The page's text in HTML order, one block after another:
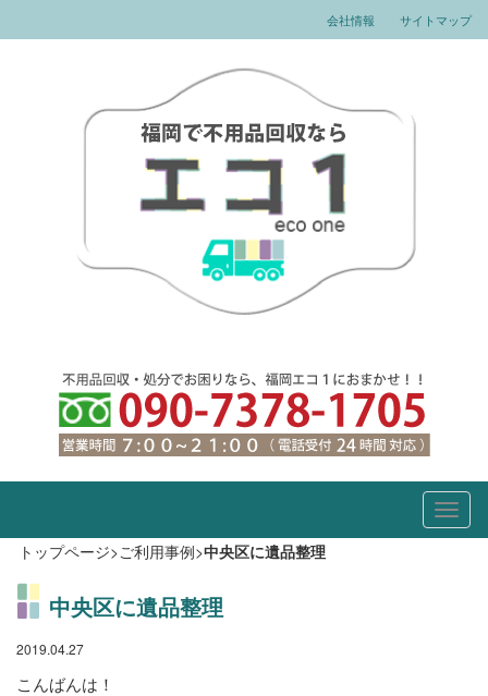
会社情報 サイトマップ
トップページ>ご利用事例>中央区に遺品整理
中央区に遺品整理
2019.04.27
こんばんは！